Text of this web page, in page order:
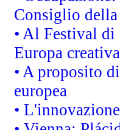
Consiglio
• Al Festival
Europa creativa
• A proposito
europea
•